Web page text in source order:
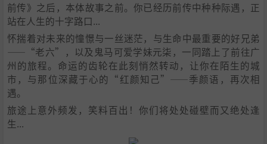
前传》之后，本体故事之前。你已经历前传中种种际遇，正
站在人生的十字路口...
怀揣着对未来的憧憬与一丝迷茫，与生命中最重要的好兄弟
——“老六”，以及鬼马可爱学妹元柒，一同踏上了前往广
州的旅程。命运的齿轮在此刻悄然转动，让你在陌生的城
市，与那位深藏于心的“红颜知己”——季颜语，再次相
遇。
旅途上意外频发，笑料百出！你们将处处碰壁而又绝处逢
生...